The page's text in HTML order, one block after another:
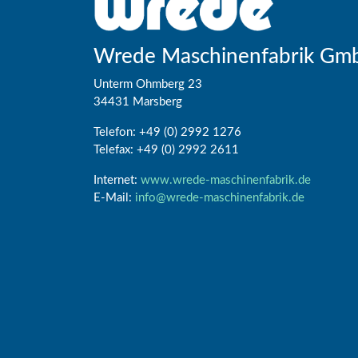
Wrede Maschinenfabrik
Unterm Ohmberg 23
34431 Marsberg
Telefon: +49 (0) 2992 1276
Telefax: +49 (0) 2992 2611
Internet: www.wrede-maschinenfabrik.de
E-Mail: info@wrede-maschinenfabrik.de